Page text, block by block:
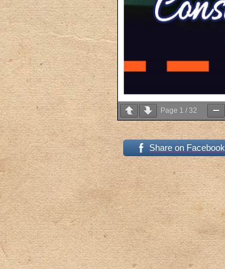
Page 1 / 32
Share on Facebook